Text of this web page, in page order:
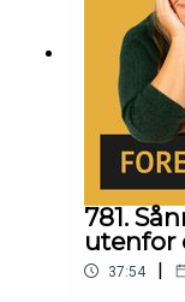
781.
utenfor
37:54 |